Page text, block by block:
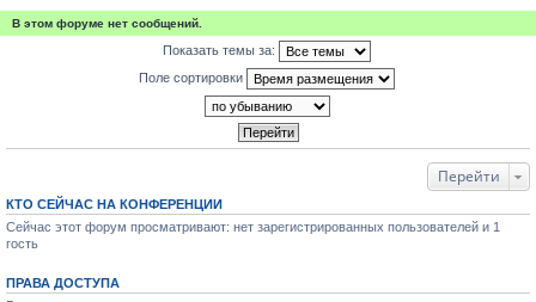
В этом форуме нет сообщений.
Показать темы за:
Поле сортировки
Перейти
КТО СЕЙЧАС НА КОНФЕРЕНЦИИ
Сейчас этот форум просматривают: нет зарегистрированных пользователей и 1
гость
ПРАВА ДОСТУПА